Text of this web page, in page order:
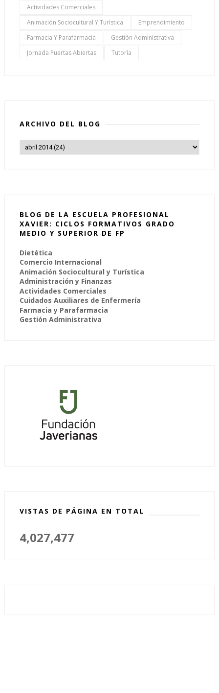
Actividades Comerciales
Animación Sociocultural Y Turística
Emprendimiento
Farmacia Y Parafarmacia
Gestión Administrativa
Jornada Puertas Abiertas
Tutoría
ARCHIVO DEL BLOG
BLOG DE LA ESCUELA PROFESIONAL
XAVIER: CICLOS FORMATIVOS GRADO
MEDIO Y SUPERIOR DE FP
Dietética
Comercio Internacional
Animación Sociocultural y Turística
Administración y Finanzas
Actividades Comerciales
Cuidados Auxiliares de Enfermería
Farmacia y Parafarmacia
Gestión Administrativa
VISTAS DE PÁGINA EN TOTAL
4,027,477